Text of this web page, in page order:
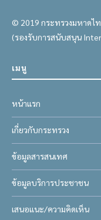
© 2019 กระทรวงมหาดไ
(รองรับการสนับสนุน
เมนู
หน้าแรก
เกี่ยวกับกระทรวง
ข้อมูลสารสนเทศ
ข้อมูลบริการประชาชน
เสนอแนะ/ความคิดเห็น